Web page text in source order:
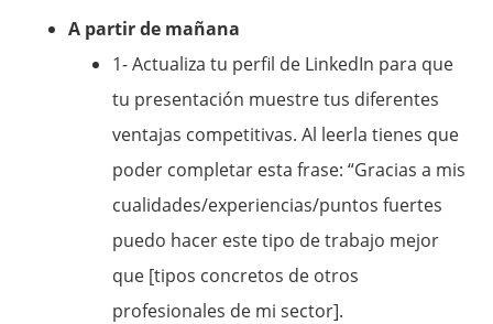
A partir de mañana
1- Actualiza tu perfil de LinkedIn para que
tu presentación muestre tus diferentes
ventajas competitivas. Al leerla tienes que
poder completar esta frase: “Gracias a mis
cualidades/experiencias/puntos fuertes
puedo hacer este tipo de trabajo mejor
que [tipos concretos de otros
profesionales de mi sector].